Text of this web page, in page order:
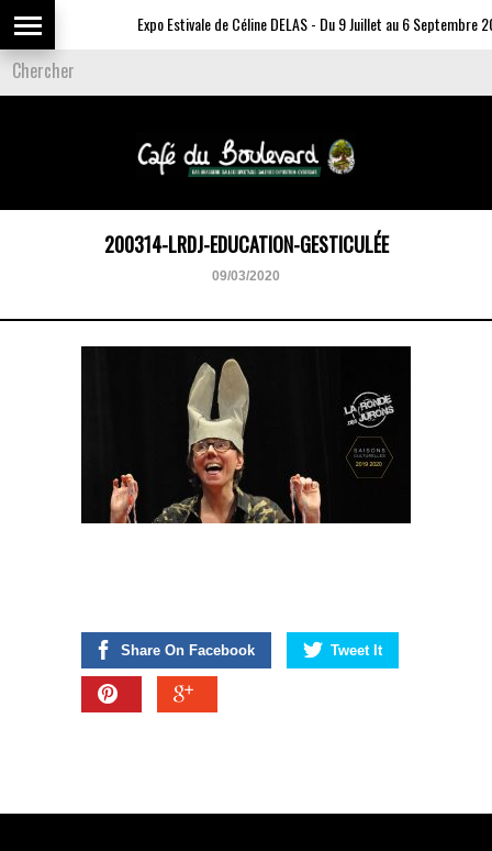
Expo Estivale de Céline DELAS - Du 9 Juillet au 6 Septembre
200314-LRDJ-EDUCATION-GESTICULÉE
09/03/2020
Share On Facebook Tweet It